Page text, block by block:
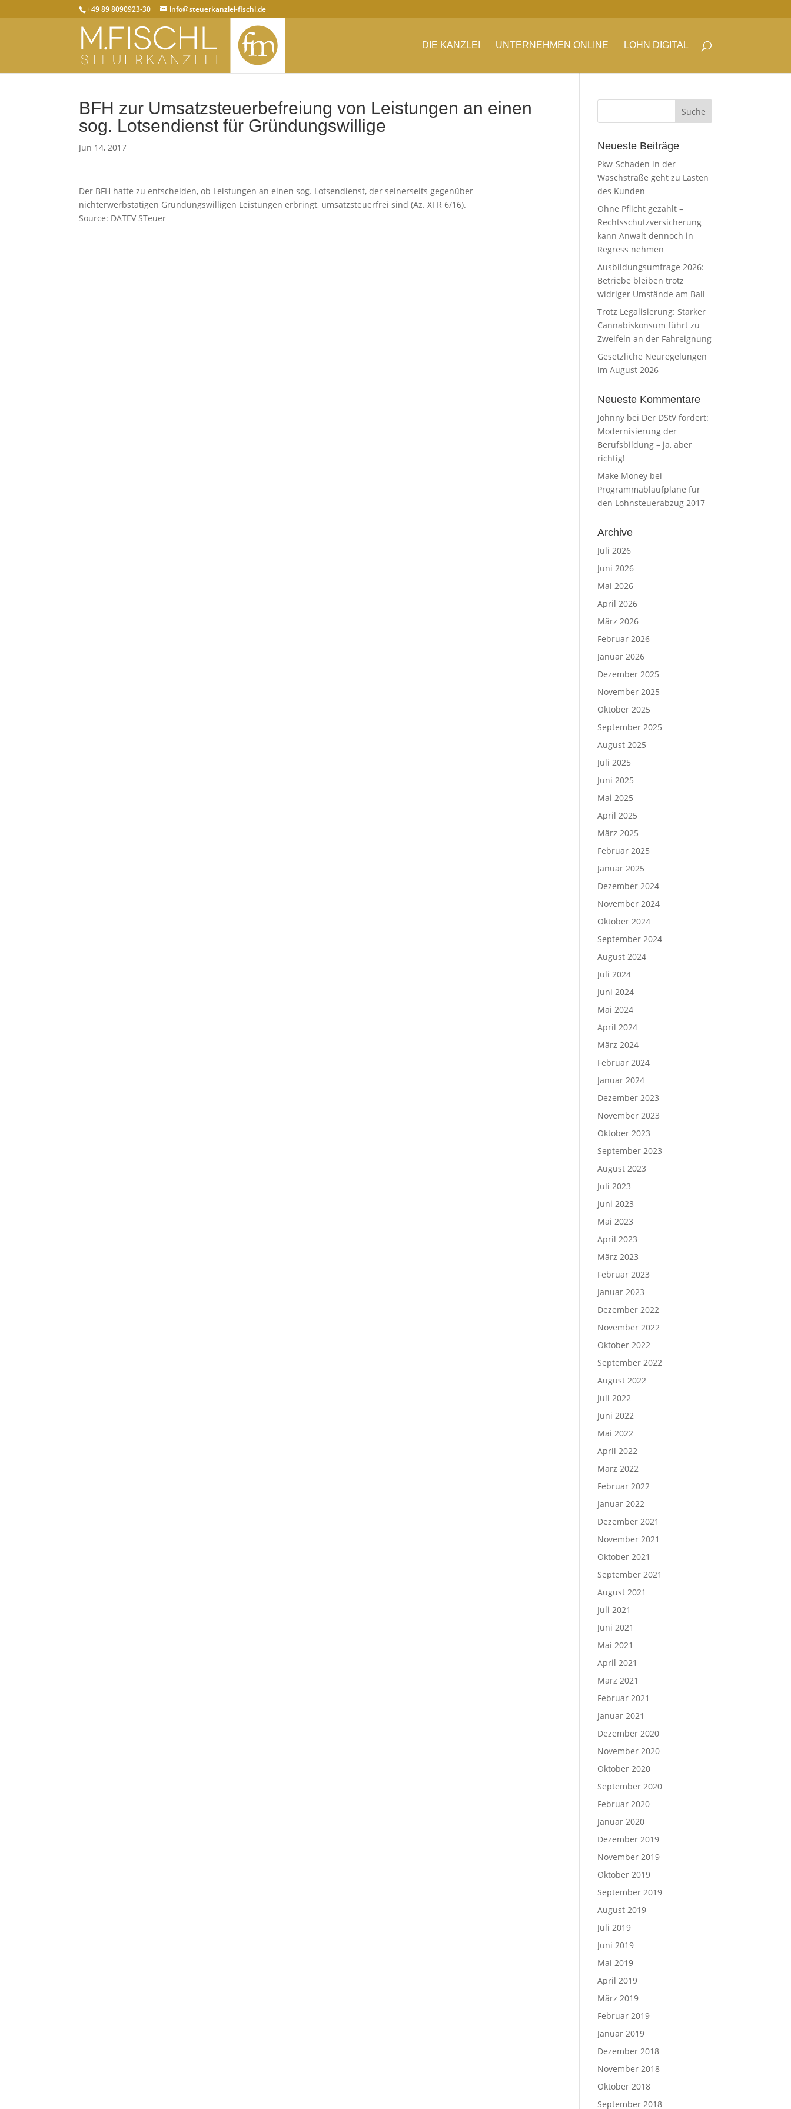
+49 89 8090923-30 info@steuerkanzlei-fischl.de
DIE KANZLEI UNTERNEHMEN ONLINE LOHN DIGITAL
BFH zur Umsatzsteuerbefreiung von Leistungen an einen
sog. Lotsendienst für Gründungswillige
Jun 14, 2017
Der BFH hatte zu entscheiden, ob Leistungen an einen sog. Lotsendienst, der seinerseits gegenüber
nichterwerbstätigen Gründungswilligen Leistungen erbringt, umsatzsteuerfrei sind (Az. XI R 6/16).
Source: DATEV STeuer
Neueste Beiträge
Pkw-Schaden in der
Waschstraße geht zu Lasten
des Kunden
Ohne Pflicht gezahlt –
Rechtsschutzversicherung
kann Anwalt dennoch in
Regress nehmen
Ausbildungsumfrage 2026:
Betriebe bleiben trotz
widriger Umstände am Ball
Trotz Legalisierung: Starker
Cannabiskonsum führt zu
Zweifeln an der Fahreignung
Gesetzliche Neuregelungen
im August 2026
Neueste Kommentare
Johnny bei Der DStV fordert:
Modernisierung der
Berufsbildung – ja, aber
richtig!
Make Money bei
Programmablaufpläne für
den Lohnsteuerabzug 2017
Archive
Juli 2026
Juni 2026
Mai 2026
April 2026
März 2026
Februar 2026
Januar 2026
Dezember 2025
November 2025
Oktober 2025
September 2025
August 2025
Juli 2025
Juni 2025
Mai 2025
April 2025
März 2025
Februar 2025
Januar 2025
Dezember 2024
November 2024
Oktober 2024
September 2024
August 2024
Juli 2024
Juni 2024
Mai 2024
April 2024
März 2024
Februar 2024
Januar 2024
Dezember 2023
November 2023
Oktober 2023
September 2023
August 2023
Juli 2023
Juni 2023
Mai 2023
April 2023
März 2023
Februar 2023
Januar 2023
Dezember 2022
November 2022
Oktober 2022
September 2022
August 2022
Juli 2022
Juni 2022
Mai 2022
April 2022
März 2022
Februar 2022
Januar 2022
Dezember 2021
November 2021
Oktober 2021
September 2021
August 2021
Juli 2021
Juni 2021
Mai 2021
April 2021
März 2021
Februar 2021
Januar 2021
Dezember 2020
November 2020
Oktober 2020
September 2020
Februar 2020
Januar 2020
Dezember 2019
November 2019
Oktober 2019
September 2019
August 2019
Juli 2019
Juni 2019
Mai 2019
April 2019
März 2019
Februar 2019
Januar 2019
Dezember 2018
November 2018
Oktober 2018
September 2018